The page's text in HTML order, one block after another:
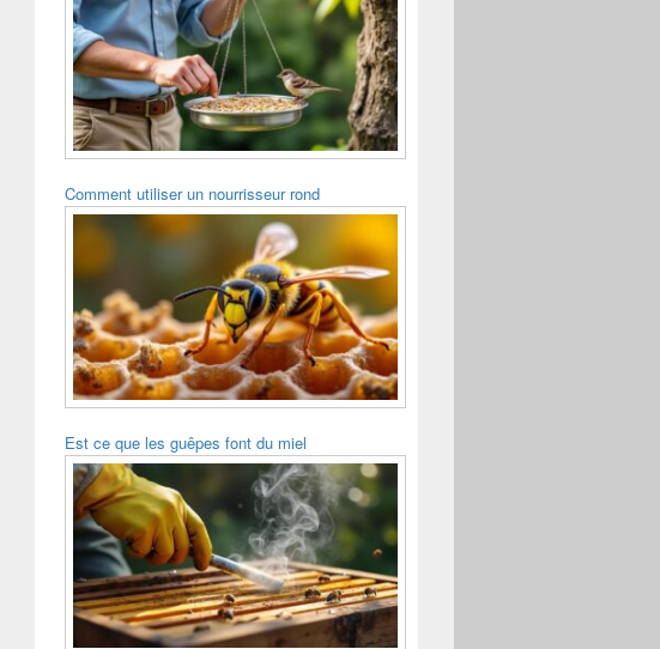
Comment utiliser un nourrisseur rond
Est ce que les guêpes font du miel